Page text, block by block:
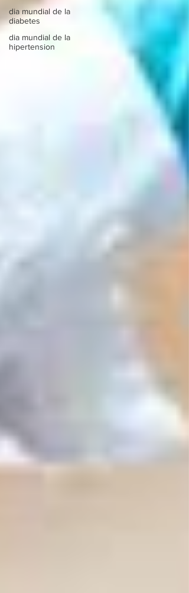
dia mundial de la
diabetes
dia mundial de la
hipertension